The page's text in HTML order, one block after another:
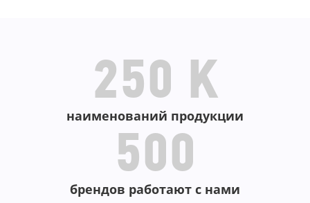
250 K
наименований продукции
500
брендов работают с нами